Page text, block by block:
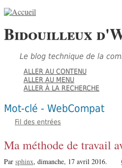
Bidouilleux
Le blog technique de la
ALLER AU CONTENU
ALLER AU MENU
ALLER À LA RECHERCHE
Mot-clé - WebCompat
Fil des entrées
Ma méthode de travail
Par sphinx, dimanche, 17 avril 2016.